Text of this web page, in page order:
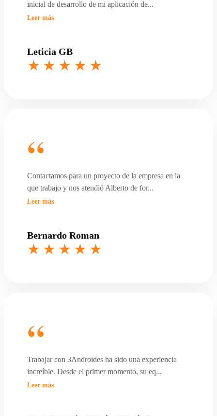
Leticia GB
inicial de desarrollo de mi aplicación de...
Leer más
Bernardo Roman
Contactamos para un proyecto de la empresa en la
que trabajo y nos atendió Alberto de for...
Leer más
Trabajar con 3Androides ha sido una experiencia
increíble. Desde el primer momento, su eq...
Leer más